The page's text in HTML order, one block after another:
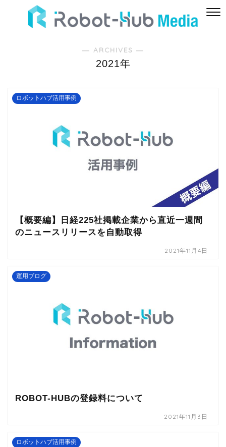
― ARCHIVES ―
2021年
ロボットハブ活用事例
【概要編】日経225社掲載企業から直近一週間
のニュースリリースを自動取得
2021年11月4日
運用ブログ
ROBOT-HUBの登録料について
2021年11月3日
ロボットハブ活用事例